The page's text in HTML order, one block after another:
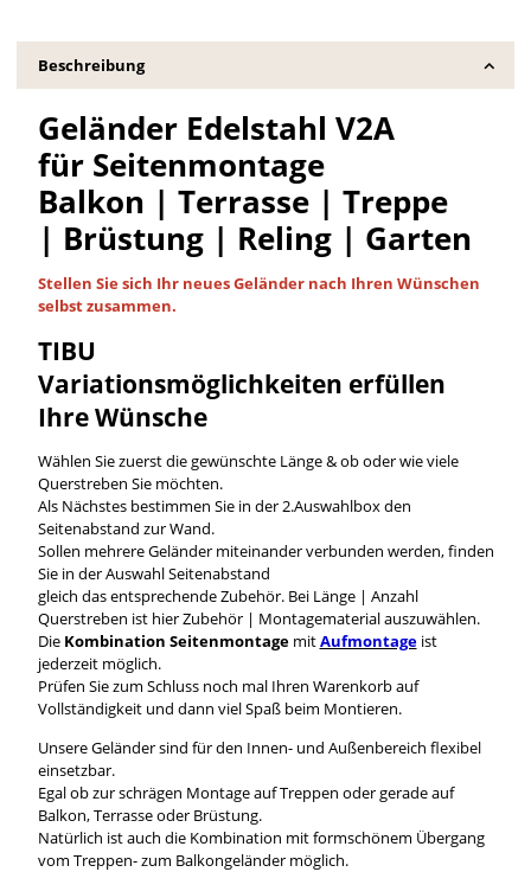
Beschreibung
Geländer Edelstahl V2A
für Seitenmontage
Balkon | Terrasse | Treppe
| Brüstung | Reling | Garten
Stellen Sie sich Ihr neues Geländer nach Ihren Wünschen
selbstzusammen.
TIBU
Variationsmöglichkeiten erfüllen
Ihre Wünsche
Wählen Sie zuerst die gewünschte Länge & ob oder wie viele
Querstreben Sie möchten.
Als Nächstes bestimmen Sie in der 2.Auswahlbox den
Seitenabstand zur Wand.
Sollen mehrere Geländer miteinander verbunden werden, finden
Sie in der Auswahl Seitenabstand
gleich das entsprechende Zubehör. Bei Länge | Anzahl
Querstreben ist hier Zubehör | Montagematerial auszuwählen.
Die Kombination Seitenmontage mitAufmontageist
jederzeit möglich.
Prüfen Sie zum Schluss noch mal Ihren Warenkorb auf
Vollständigkeit und dann viel Spaß beim Montieren.
Unsere Geländer sind für den Innen- und Außenbereich flexibel
einsetzbar.
Egal ob zur schrägen Montage auf Treppen oder gerade auf
Balkon, Terrasse oder Brüstung.
Natürlich ist auch die Kombination mit formschönem Übergang
vom Treppen- zum Balkongeländer möglich.